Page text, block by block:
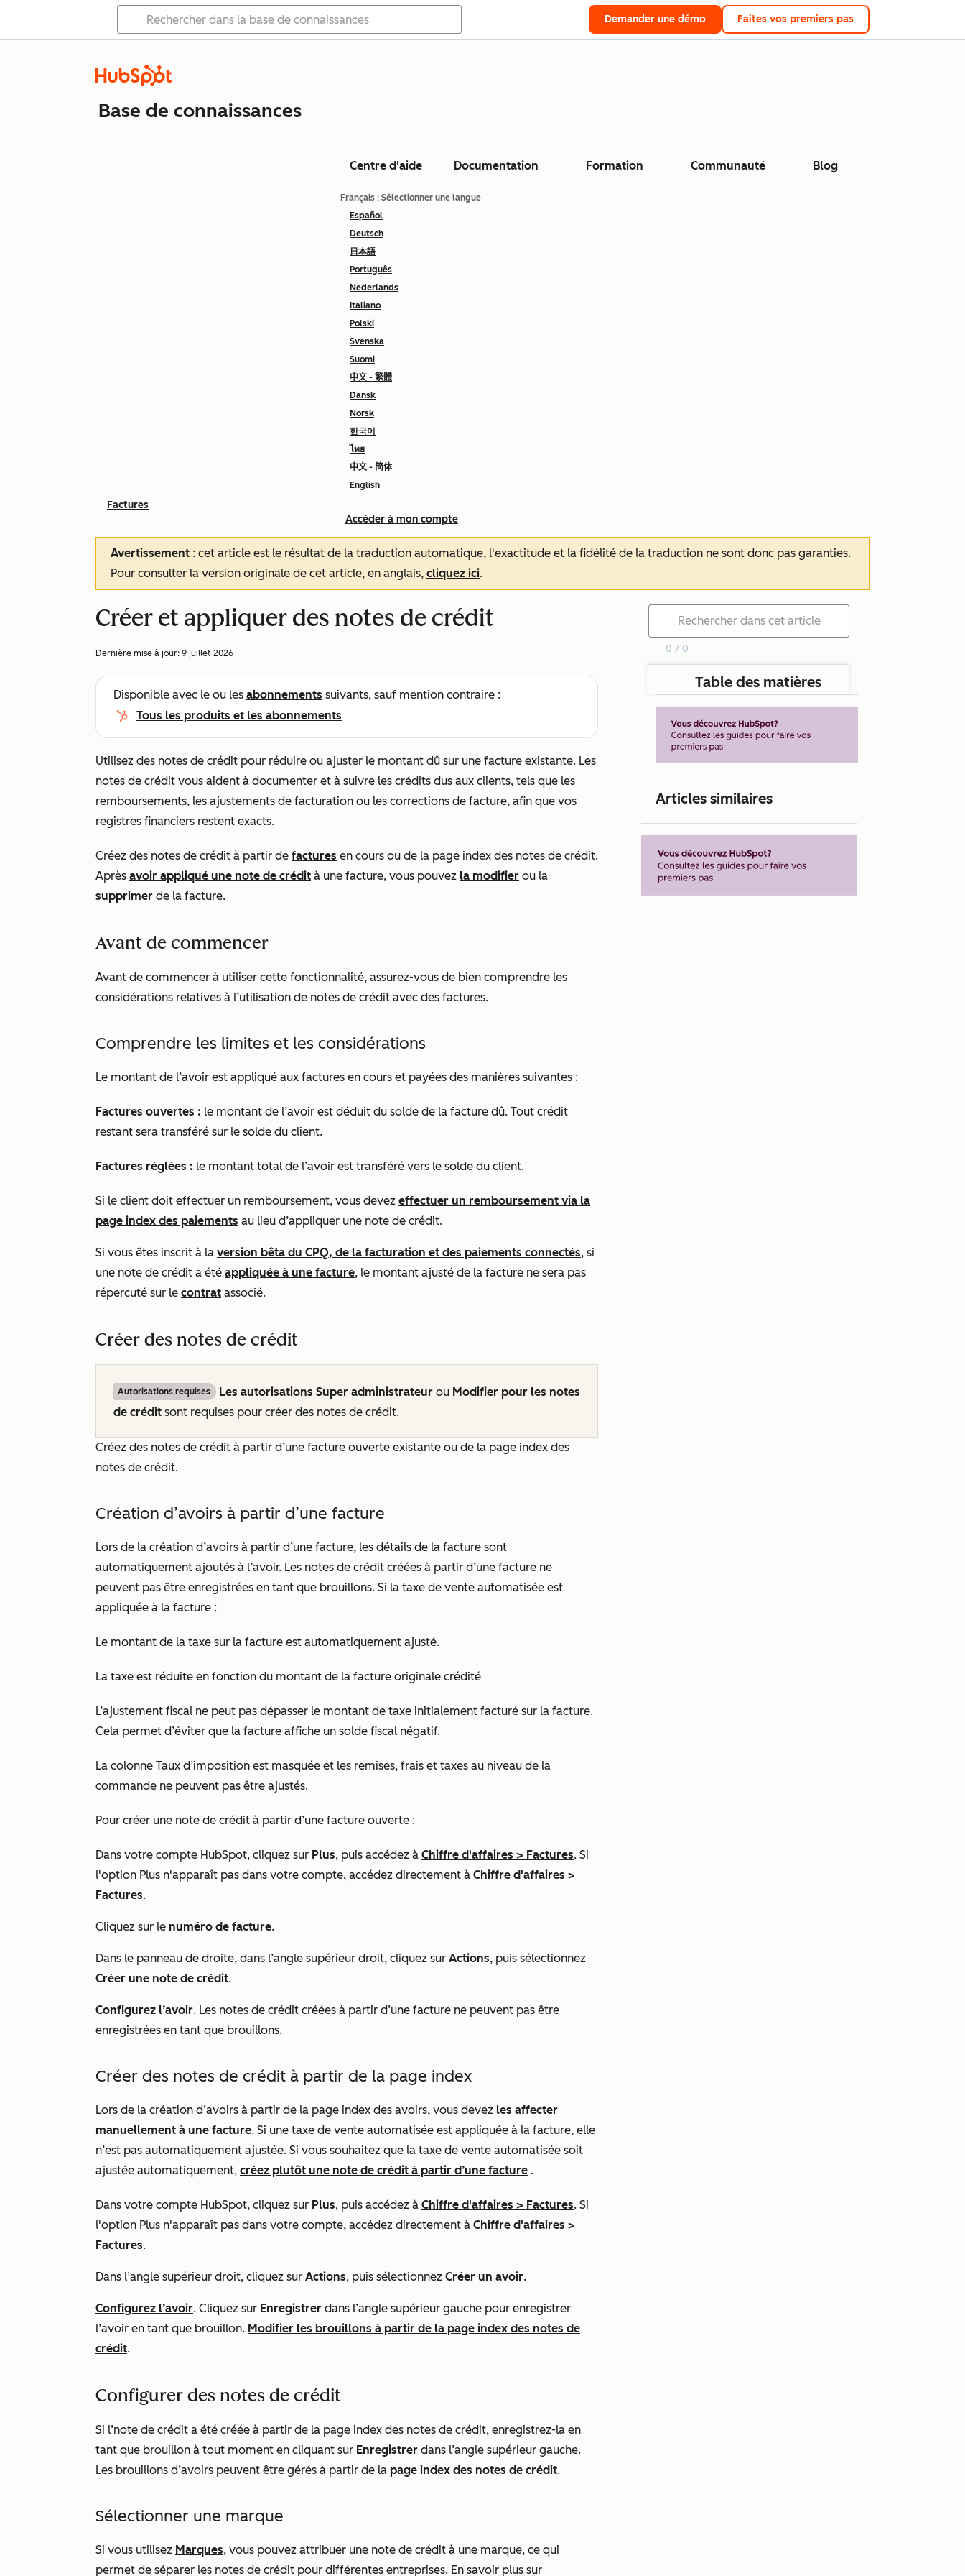
Demander une démo Faites vos premiers pas
Base de connaissances
Centre d'aide Documentation Formation Communauté Blog
Français : Sélectionner une langue
Español
Deutsch
日本語
Português
Nederlands
Italiano
Polski
Svenska
Suomi
中文 - 繁體
Dansk
Norsk
한국어
ไทย
中文 - 简体
English
Accéder à mon compte
Factures
Avertissement : cet article est le résultat de la traduction automatique, l'exactitude et la fidélité de la traduction ne sont donc pas garanties.
Pour consulter la version originale de cet article, en anglais, cliquez ici.
Créer et appliquer des notes de crédit
Dernière mise à jour: 9 juillet 2026
Disponible avec le ou les abonnements suivants, sauf mention contraire :
Tous les produits et les abonnements
Utilisez des notes de crédit pour réduire ou ajuster le montant dû sur une facture existante. Les
notes de crédit vous aident à documenter et à suivre les crédits dus aux clients, tels que les
remboursements, les ajustements de facturation ou les corrections de facture, afin que vos
registres financiers restent exacts.
Créez des notes de crédit à partir de factures en cours ou de la page index des notes de crédit.
Après avoir appliqué une note de crédit à une facture, vous pouvez la modifier ou la
supprimer de la facture.
Avant de commencer
Avant de commencer à utiliser cette fonctionnalité, assurez-vous de bien comprendre les
considérations relatives à l’utilisation de notes de crédit avec des factures.
Comprendre les limites et les considérations
Le montant de l’avoir est appliqué aux factures en cours et payées des manières suivantes :
Factures ouvertes : le montant de l’avoir est déduit du solde de la facture dû. Tout crédit
restant sera transféré sur le solde du client.
Factures réglées : le montant total de l’avoir est transféré vers le solde du client.
Si le client doit effectuer un remboursement, vous devez effectuer un remboursement via la
page index des paiements au lieu d’appliquer une note de crédit.
Si vous êtes inscrit à la version bêta du CPQ, de la facturation et des paiements connectés, si
une note de crédit a été appliquée à une facture, le montant ajusté de la facture ne sera pas
répercuté sur le contrat associé.
Créer des notes de crédit
Autorisations requises Les autorisations Super administrateur ou Modifier pour les notes
de crédit sont requises pour créer des notes de crédit.
Créez des notes de crédit à partir d’une facture ouverte existante ou de la page index des
notes de crédit.
Création d’avoirs à partir d’une facture
Lors de la création d’avoirs à partir d’une facture, les détails de la facture sont
automatiquement ajoutés à l’avoir. Les notes de crédit créées à partir d’une facture ne
peuvent pas être enregistrées en tant que brouillons. Si la taxe de vente automatisée est
appliquée à la facture :
Le montant de la taxe sur la facture est automatiquement ajusté.
La taxe est réduite en fonction du montant de la facture originale crédité
L’ajustement fiscal ne peut pas dépasser le montant de taxe initialement facturé sur la facture.
Cela permet d’éviter que la facture affiche un solde fiscal négatif.
La colonne Taux d’imposition est masquée et les remises, frais et taxes au niveau de la
commande ne peuvent pas être ajustés.
Pour créer une note de crédit à partir d’une facture ouverte :
Dans votre compte HubSpot, cliquez sur Plus, puis accédez à Chiffre d'affaires > Factures. Si
l'option Plus n'apparaît pas dans votre compte, accédez directement à Chiffre d'affaires >
Factures.
Cliquez sur le numéro de facture.
Dans le panneau de droite, dans l’angle supérieur droit, cliquez sur Actions, puis sélectionnez
Créer une note de crédit.
Configurez l’avoir. Les notes de crédit créées à partir d’une facture ne peuvent pas être
enregistrées en tant que brouillons.
Créer des notes de crédit à partir de la page index
Lors de la création d’avoirs à partir de la page index des avoirs, vous devez les affecter
manuellement à une facture. Si une taxe de vente automatisée est appliquée à la facture, elle
n’est pas automatiquement ajustée. Si vous souhaitez que la taxe de vente automatisée soit
ajustée automatiquement, créez plutôt une note de crédit à partir d’une facture .
Dans votre compte HubSpot, cliquez sur Plus, puis accédez à Chiffre d'affaires > Factures. Si
l'option Plus n'apparaît pas dans votre compte, accédez directement à Chiffre d'affaires >
Factures.
Dans l’angle supérieur droit, cliquez sur Actions, puis sélectionnez Créer un avoir.
Configurez l’avoir. Cliquez sur Enregistrer dans l’angle supérieur gauche pour enregistrer
l’avoir en tant que brouillon. Modifier les brouillons à partir de la page index des notes de
crédit.
Configurer des notes de crédit
Si l’note de crédit a été créée à partir de la page index des notes de crédit, enregistrez-la en
tant que brouillon à tout moment en cliquant sur Enregistrer dans l’angle supérieur gauche.
Les brouillons d’avoirs peuvent être gérés à partir de la page index des notes de crédit.
Sélectionner une marque
Si vous utilisez Marques, vous pouvez attribuer une note de crédit à une marque, ce qui
permet de séparer les notes de crédit pour différentes entreprises. En savoir plus sur
0 / 0
Table des matières
Articles similaires